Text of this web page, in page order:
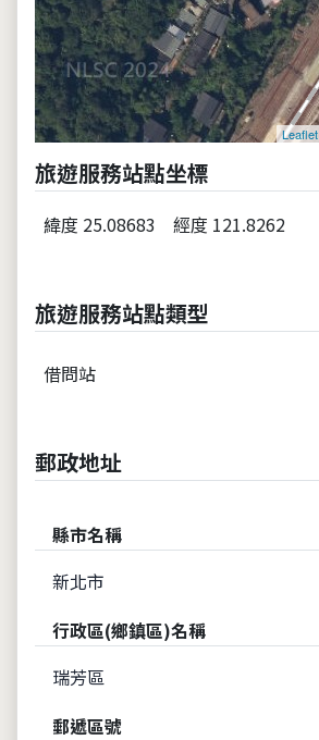
Leaflet
旅遊服務站點坐標
緯度 25.08683 經度 121.8262
旅遊服務站點類型
借問站
郵政地址
縣市名稱
新北市
行政區(鄉鎮區)名稱
瑞芳區
郵遞區號